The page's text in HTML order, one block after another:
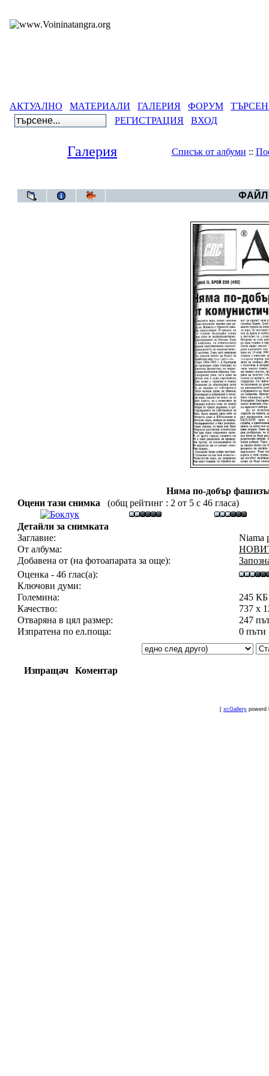
АКТУАЛНО МАТЕРИАЛИ ГАЛЕРИЯ ФОРУМ
РЕГИСТРАЦИЯ
ВХОД
Галерия Списък от албуми ::
ФАЙЛ
Няма по-добър
Оцени тази снимка
(общ рейтинг : 2 от 5 с 46 гласа)
Детайли за снимката
Заглавие:
Niama
От албума:
Добавена от (на фотоапарата за още):
Оценка - 46 глас(а):
Ключови думи:
Големина:
245 КБ
Качество:
737 x
Отваряна в цял размер:
247
Изпратена по ел.поща:
0 пъти
Изпращач Коментар
[ xcGallery